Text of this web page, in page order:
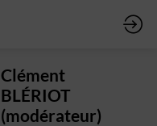
Clément
BLÉRIOT
(modérateur)